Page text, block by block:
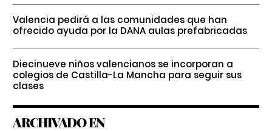
Valencia pedirá a las comunidades que han
ofrecido ayuda por la DANA aulas prefabricadas
Diecinueve niños valencianos se incorporan a
colegios de Castilla-La Mancha para seguir sus
clases
ARCHIVADO EN